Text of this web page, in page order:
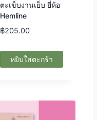
ตะเข็บงานเย็บ ยี่ห้อ
Hemline
฿205.00
หยิบใส่ตะกร้า